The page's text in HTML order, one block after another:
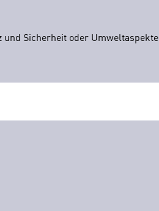
und Sicherheit oder Umweltaspekte